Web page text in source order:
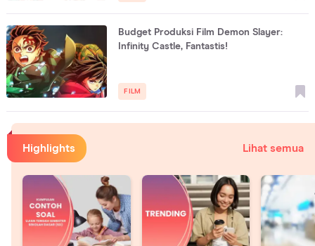
Budget Produksi Film Demon Slayer:
Infinity Castle, Fantastis!
FILM
Highlights Lihat semua